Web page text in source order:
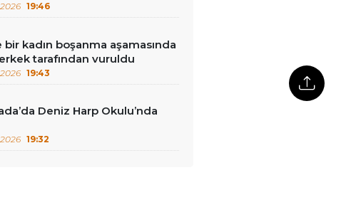
19:46
bir kadın boşanma aşamasında
tarafından vuruldu
19:43
Deniz Harp Okulu’nda
19:32